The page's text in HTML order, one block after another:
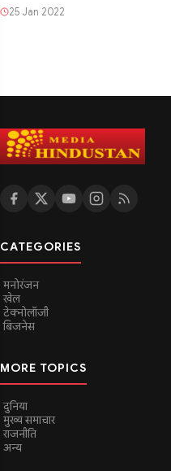
25 Jan 2022
CATEGORIES
मनोरंजन
खेल
टेक्नोलॉजी
बिजनेस
MORE TOPICS
दुनिया
मुख्य समाचार
राजनीति
अन्य